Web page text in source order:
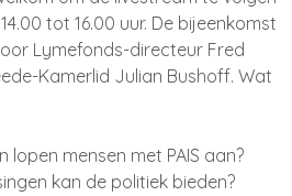
14.00 tot 16.00 uur. De bijeenkomst
Lymefonds-directeur Fred
-Kamerlid Julian Bushoff. Wat
lopen mensen met PAIS aan?
kan de politiek bieden?